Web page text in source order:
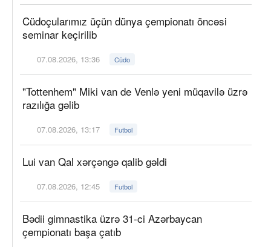
Cüdoçularımız üçün dünya çempionatı öncəsi
seminar keçirilib
07.08.2026, 13:36 Cüdo
"Tottenhem" Miki van de Venlə yeni müqavilə üzrə
razılığa gəlib
07.08.2026, 13:17 Futbol
Lui van Qal xərçəngə qalib gəldi
07.08.2026, 12:45 Futbol
Bədii gimnastika üzrə 31-ci Azərbaycan
çempionatı başa çatıb